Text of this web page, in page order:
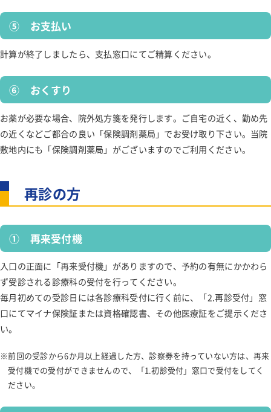
インターネット予約
⑤ お支払い
計算が終了しましたら、支払窓口にてご精算ください。
⑥ おくすり
お薬が必要な場合、院外処方箋を発行します。ご自宅の近く、勤め先
の近くなどご都合の良い「保険調剤薬局」でお受け取り下さい。当院
敷地内にも「保険調剤薬局」がございますのでご利用ください。
再診の方
① 再来受付機
入口の正面に「再来受付機」がありますので、予約の有無にかかわら
ず受診される診療科の受付を行ってください。
毎月初めての受診日には各診療科受付に行く前に、「2.再診受付」窓
口にてマイナ保険証または資格確認書、その他医療証をご提示くださ
い。
前回の受診から6か月以上経過した方、診察券を持っていない方は、再来
受付機での受付ができませんので、「1.初診受付」窓口で受付をしてく
ださい。